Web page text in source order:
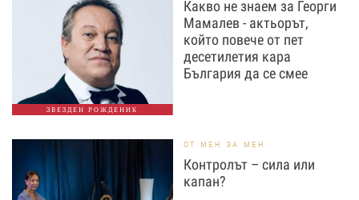
ЗВЕЗДЕН РОЖДЕНИК
Какво не знаем за Георги
Мамалев - актьорът,
който повече от пет
десетилетия кара
България да се смее
ОТ МЕН ЗА МЕН
Контролът – сила или
капан?